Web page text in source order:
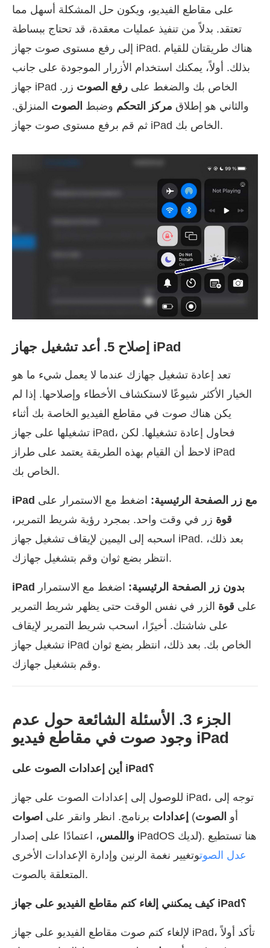
على مقاطع الفيديو، ويكون حل المشكلة أسهل مما
تعتقد. بدلاً من تنفيذ عمليات معقدة، قد تحتاج ببساطة
إلى رفع مستوى صوت جهاز iPad. هناك طريقتان للقيام
بذلك. أولاً، يمكنك استخدام الأزرار الموجودة على جانب
جهاز iPad الخاص بك والضغط على رفع الصوت زر.
والثاني هو إطلاق مركز التحكم وضبط الصوت المنزلق.
ثم قم برفع مستوى صوت جهاز iPad الخاص بك.
إصلاح 5. أعد تشغيل جهاز iPad
تعد إعادة تشغيل جهازك عندما لا يعمل شيء ما هو
الخيار الأكثر شيوعًا لاستكشاف الأخطاء وإصلاحها. إذا لم
يكن هناك صوت في مقاطع الفيديو الخاصة بك أثناء
تشغيلها على جهاز iPad، فحاول إعادة تشغيلها. لكن
لاحظ أن القيام بهذه الطريقة يعتمد على طراز iPad
الخاص بك.
iPad مع زر الصفحة الرئيسية: اضغط مع الاستمرار على
قوة زر في وقت واحد. بمجرد رؤية شريط التمرير،
اسحبه إلى اليمين لإيقاف تشغيل جهاز iPad. بعد ذلك،
انتظر بضع ثوان وقم بتشغيل جهازك.
iPad بدون زر الصفحة الرئيسية: اضغط مع الاستمرار
على قوة الزر في نفس الوقت حتى يظهر شريط التمرير
على شاشتك. أخيرًا، اسحب شريط التمرير لإيقاف
تشغيل جهاز iPad الخاص بك. بعد ذلك، انتظر بضع ثوان
وقم بتشغيل جهازك.
الجزء 3. الأسئلة الشائعة حول عدم
وجود صوت في مقاطع فيديو iPad
أين إعدادات الصوت على iPad؟
للوصول إلى إعدادات الصوت على جهاز iPad، توجه إلى
إعدادات برنامج. انظر وانقر على اصوات (أو الصوت
واللمس
، اعتمادًا على إصدار iPadOS لديك). هنا تستطيع
عدل الصوتوتغيير نغمة الرنين وإدارة الإعدادات الأخرى
المتعلقة بالصوت.
كيف يمكنني إلغاء كتم مقاطع الفيديو على جهاز iPad؟
لإلغاء كتم صوت مقاطع الفيديو على جهاز iPad، تأكد أولاً